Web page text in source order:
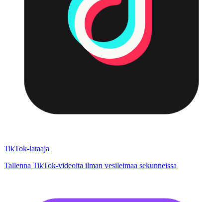
TikTok-lataaja
Tallenna TikTok-videoita ilman vesileimaa sekunneissa